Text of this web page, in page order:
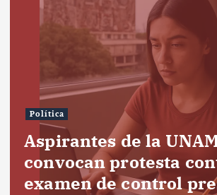
Política
Aspirantes de la
convocan protesta
examen de control